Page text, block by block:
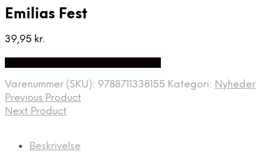
Emilias Fest
39,95 kr.
Varenummer (SKU): 9788711338155 Kategori: Nyheder
Previous Product
Next Product
Beskrivelse